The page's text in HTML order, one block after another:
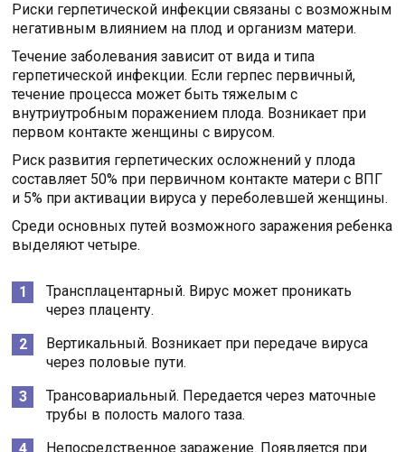
Риски герпетической инфекции связаны с возможным
негативным влиянием на плод и организм матери.
Течение заболевания зависит от вида и типа
герпетической инфекции. Если герпес первичный,
течение процесса может быть тяжелым с
внутриутробным поражением плода. Возникает при
первом контакте женщины с вирусом.
Риск развития герпетических осложнений у плода
составляет 50% при первичном контакте матери с ВПГ
и 5% при активации вируса у переболевшей женщины.
Среди основных путей возможного заражения ребенка
выделяют четыре.
Трансплацентарный. Вирус может проникать
через плаценту.
Вертикальный. Возникает при передаче вируса
через половые пути.
Трансовариальный. Передается через маточные
трубы в полость малого таза.
Непосредственное заражение. Появляется при